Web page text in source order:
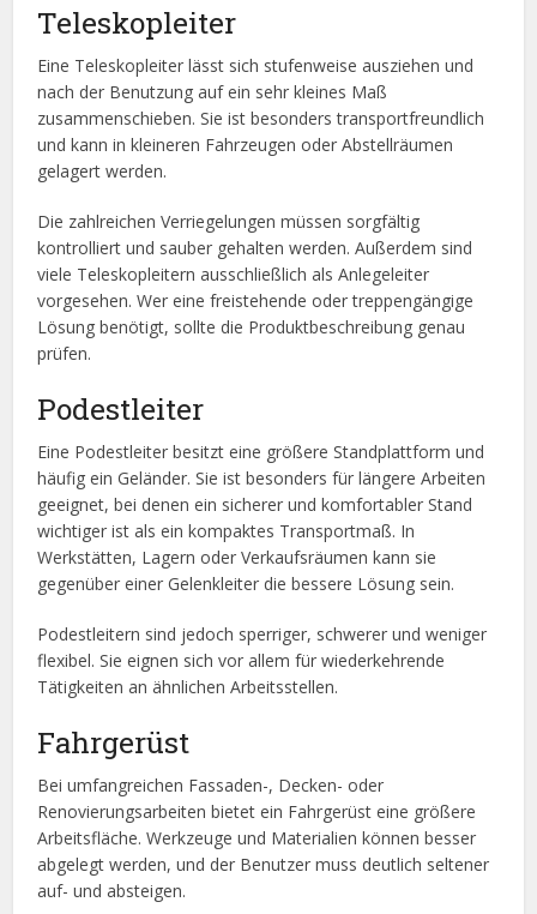
Teleskopleiter
Eine Teleskopleiter lässt sich stufenweise ausziehen und
nach der Benutzung auf ein sehr kleines Maß
zusammenschieben. Sie ist besonders transportfreundlich
und kann in kleineren Fahrzeugen oder Abstellräumen
gelagert werden.
Die zahlreichen Verriegelungen müssen sorgfältig
kontrolliert und sauber gehalten werden. Außerdem sind
viele Teleskopleitern ausschließlich als Anlegeleiter
vorgesehen. Wer eine freistehende oder treppengängige
Lösung benötigt, sollte die Produktbeschreibung genau
prüfen.
Podestleiter
Eine Podestleiter besitzt eine größere Standplattform und
häufig ein Geländer. Sie ist besonders für längere Arbeiten
geeignet, bei denen ein sicherer und komfortabler Stand
wichtiger ist als ein kompaktes Transportmaß. In
Werkstätten, Lagern oder Verkaufsräumen kann sie
gegenüber einer Gelenkleiter die bessere Lösung sein.
Podestleitern sind jedoch sperriger, schwerer und weniger
flexibel. Sie eignen sich vor allem für wiederkehrende
Tätigkeiten an ähnlichen Arbeitsstellen.
Fahrgerüst
Bei umfangreichen Fassaden-, Decken- oder
Renovierungsarbeiten bietet ein Fahrgerüst eine größere
Arbeitsfläche. Werkzeuge und Materialien können besser
abgelegt werden, und der Benutzer muss deutlich seltener
auf- und absteigen.